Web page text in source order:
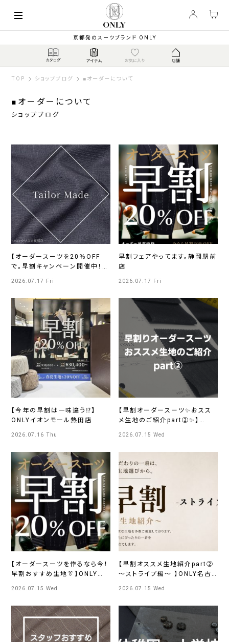
京都発のスーツブランド ONLY
TOP ショップブログ ■オーダーについて
■オーダーについて
ショップブログ
【オーダースーツを20％OFF
で。早割キャンペーン開催中！】
2026.07.17 Fri
早割フェアやってます。静岡駅前
店
2026.07.17 Fri
【今年の早割は一味違う⁉】
ONLYイオンモール熱田店
2026.07.16 Thu
【早割オーダースーツ✨おスス
メ生地のご紹介part②✨】
2026.07.15 Wed
【オーダースーツを作るなら今！
早割おすすめ生地👔】ONLY広
2026.07.15 Wed
【早割オススメ生地紹介part②
～ストライプ編～ 】ONLY名古
2026.07.15 Wed